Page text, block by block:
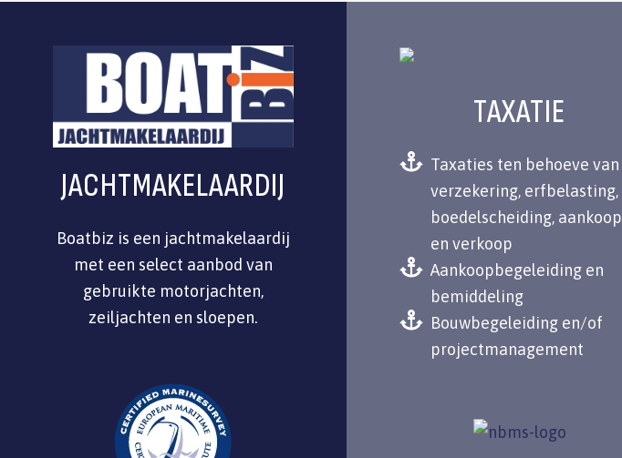
JACHTMAKELAARDIJ
Boatbiz is een jachtmakelaardij
met een select aanbod van
gebruikte motorjachten,
zeiljachten en sloepen.
TAXATIE
Taxaties ten behoeve van
verzekering, erfbelasting,
boedelscheiding, aankoop
en verkoop
Aankoopbegeleiding en
bemiddeling
Bouwbegeleiding en/of
projectmanagement